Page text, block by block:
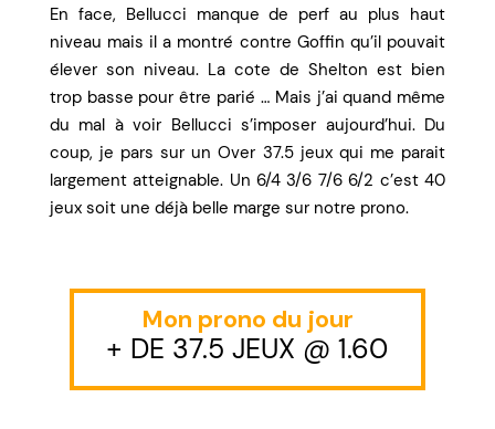
En face, Bellucci manque de perf au plus haut
niveau mais il a montré contre Goffin qu’il pouvait
élever son niveau. La cote de Shelton est bien
trop basse pour être parié … Mais j’ai quand même
du mal à voir Bellucci s’imposer aujourd’hui. Du
coup, je pars sur un Over 37.5 jeux qui me parait
largement atteignable. Un 6/4 3/6 7/6 6/2 c’est 40
jeux soit une déjà belle marge sur notre prono.
Mon prono du jour
+ DE 37.5 JEUX @ 1.60